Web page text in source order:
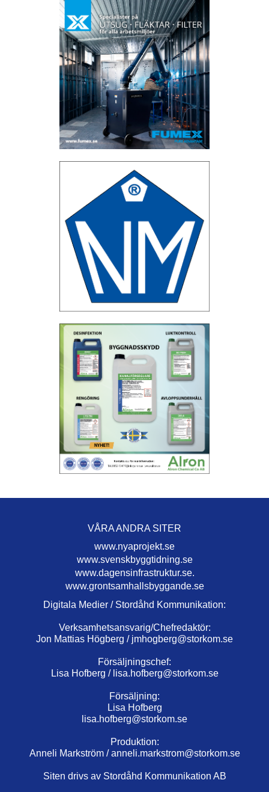
VÅRA ANDRA SITER
www.nyaprojekt.se
www.svenskbyggtidning.se
www.dagensinfrastruktur.se.
www.grontsamhallsbyggande.se
Digitala Medier / Stordåhd Kommunikation:
Verksamhetsansvarig/Chefredaktör:
Jon Mattias Högberg / jmhogberg@storkom.se
Försäljningschef:
Lisa Hofberg / lisa.hofberg@storkom.se
Försäljning:
Lisa Hofberg
lisa.hofberg@storkom.se
Produktion:
Anneli Markström /anneli.markstrom@storkom.se
Siten drivs av Stordåhd Kommunikation AB